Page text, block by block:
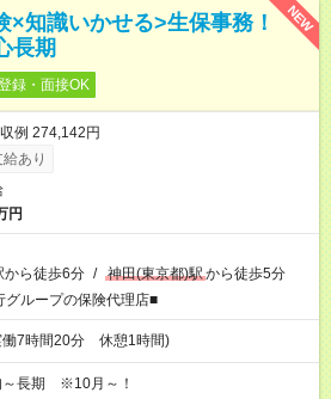
NEW
×知識いかせる>生保事務！
長期
録・面接OK
例 274,142円
あり
円
から徒歩6分 / 神田(東京都)駅から徒歩5分
グループの保険代理店■
働7時間20分 休憩1時間)
～長期 ※10月～！